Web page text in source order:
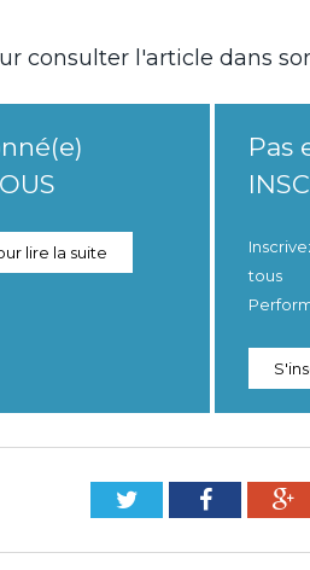
consulter l'article dans
lire la suite
Pas
TwitterFacebook